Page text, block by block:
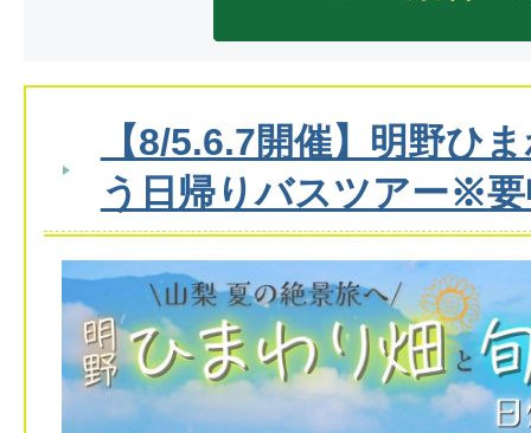
【8/5.6.7開催】明野ひ
う日帰りバスツアー※